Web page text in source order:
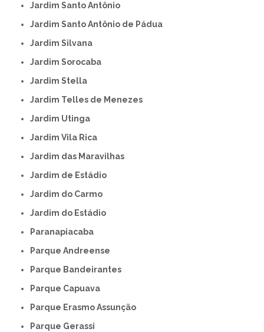
Jardim Santo Antônio
Jardim Santo Antônio de Pádua
Jardim Silvana
Jardim Sorocaba
Jardim Stella
Jardim Telles de Menezes
Jardim Utinga
Jardim Vila Rica
Jardim das Maravilhas
Jardim de Estádio
Jardim do Carmo
Jardim do Estádio
Paranapiacaba
Parque Andreense
Parque Bandeirantes
Parque Capuava
Parque Erasmo Assunção
Parque Gerassi